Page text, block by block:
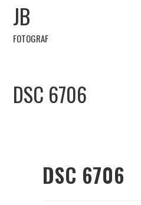
JB
FOTOGRAF
DSC 6706
DSC 6706